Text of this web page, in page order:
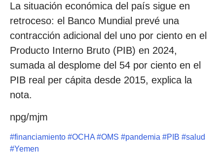
La situación económica del país sigue en
retroceso: el Banco Mundial prevé una
contracción adicional del uno por ciento en el
Producto Interno Bruto (PIB) en 2024,
sumada al desplome del 54 por ciento en el
PIB real per cápita desde 2015, explica la
nota.
npg/mjm
#financiamiento #OCHA #OMS #pandemia #PIB #salud
#Yemen